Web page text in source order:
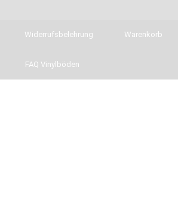
Widerrufsbelehrung Warenkorb
FAQ Vinylböden